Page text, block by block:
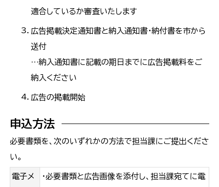
適合しているか審査いたします
広告掲載決定通知書と納入通知書・納付書を市から
送付
…納入通知書に記載の期日までに広告掲載料をご
納入ください
広告の掲載開始
申込方法
必要書類を、次のいずれかの方法で担当課にご提出くださ
い。
電子メ
・必要書類と広告画像を添付し、担当課宛てに電